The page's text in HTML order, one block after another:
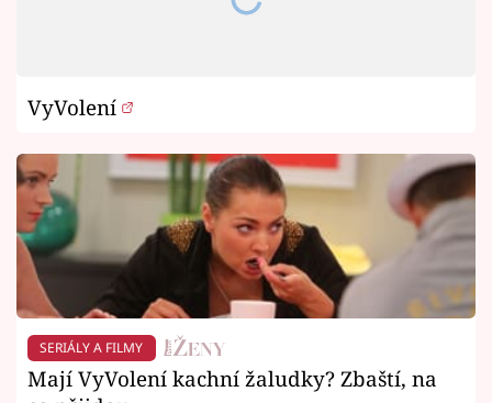
VyVolení
SERIÁLY A FILMY
Mají VyVolení kachní žaludky? Zbaští, na